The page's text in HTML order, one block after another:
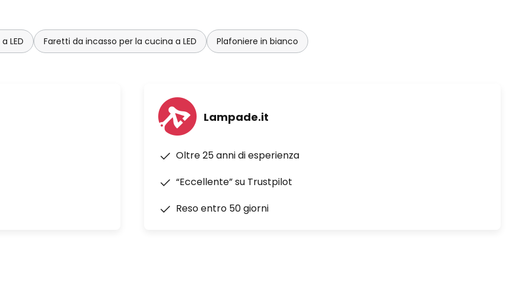
LED Faretti da incasso per la cucina a LED Plafoniere in bianco
Lampade.it
Oltre 25 anni di esperienza
“Eccellente” su Trustpilot
Reso entro 50 giorni